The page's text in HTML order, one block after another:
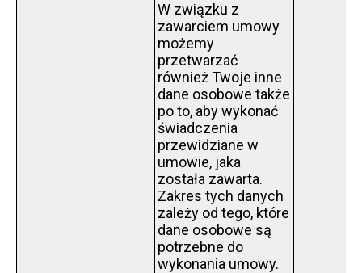
W związku z
zawarciem umowy
możemy
przetwarzać
również Twoje inne
dane osobowe także
po to, aby wykonać
świadczenia
przewidziane w
umowie, jaka
została zawarta.
Zakres tych danych
zależy od tego, które
dane osobowe są
potrzebne do
wykonania umowy.